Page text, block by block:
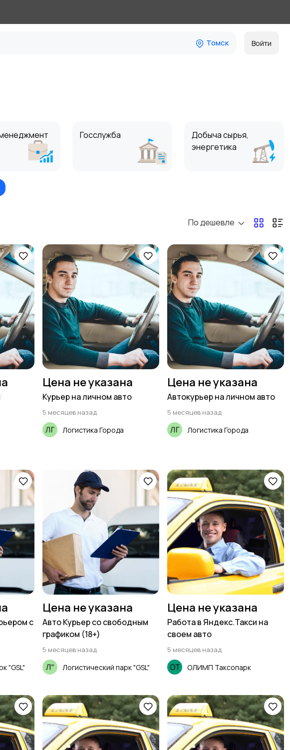
Томск Войти
Госслужба
Добыча сырья,
энергетика
и
персонал
Перевозки, склад,
закупки
Продажи
Страхование
Строительство и
ремонт
Юриспруденция
По дешевле
Цена не указана
Курьер на личном авто
5 месяцев назад
Логистика Города
Цена не указана
Автокурьер на личном авто
5 месяцев назад
Логистика Города
с
"GSL"
Цена не указана
Авто Курьер со свободным
графиком (18+)
5 месяцев назад
Логистический парк "GSL"
Цена не указана
Работа в Яндекс.Такси на
своем авто
5 месяцев назад
ОЛИМП Таксопарк